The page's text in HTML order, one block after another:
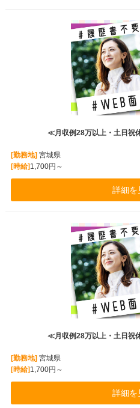
≪月収例28万以上・土日祝
[勤務地] 宮城県
[時給] 1,700円～
詳細を
≪月収例28万以上・土日祝
[勤務地] 宮城県
[時給] 1,700円～
詳細を